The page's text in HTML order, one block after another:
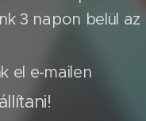
3 napon belül az
el e-mailen